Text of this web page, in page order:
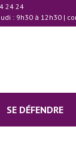
24 24
: 9h30 à 12h30 |
SE DÉFENDRE